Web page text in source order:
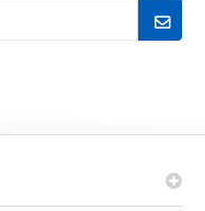
j